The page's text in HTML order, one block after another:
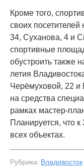
Кроме того,
своих
34, Суханова, 4 и
спортивные
обустроить также
летия
Черёмуховой, 22 и
на средства
рамках мастер-
Планируется, что
всех объектах.
Рубрика: Владивосток